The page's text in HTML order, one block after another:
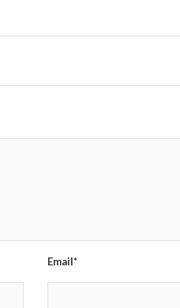
Email*